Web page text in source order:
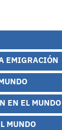
EMIGRACIÓN
EN EL MUNDO
MUNDO